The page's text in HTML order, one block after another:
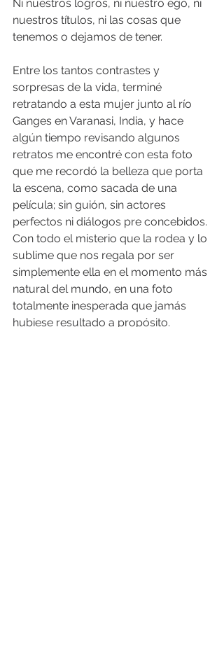
Ni nuestros logros, ni nuestro ego, ni
nuestros títulos, ni las cosas que
tenemos o dejamos de tener.
Entre los tantos contrastes y
sorpresas de la vida, terminé
retratando a esta mujer junto al río
Ganges en Varanasi, India, y hace
algún tiempo revisando algunos
retratos me encontré con esta foto
que me recordó la belleza que porta
la escena, como sacada de una
película; sin guión, sin actores
perfectos ni diálogos pre concebidos.
Con todo el misterio que la rodea y lo
sublime que nos regala por ser
simplemente ella en el momento más
natural del mundo, en una foto
totalmente inesperada que jamás
hubiese resultado a propósito.